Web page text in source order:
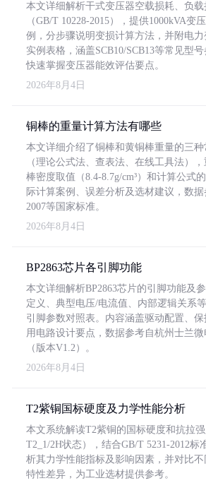
本文详细解析干式变压器空载损耗、负
（GB/T 10228-2015），提供1000kVA变
例，分步骤说明变损计算方法，并附电
实例表格，涵盖SCB10/SCB13等常见型
快速掌握变压器能效评估要点。
2026年8月4日
铜棒的重量计算方法有哪些
本文详细介绍了铜棒和黄铜棒重量的三
（理论公式法、查表法、在线工具法）
棒密度取值（8.4-8.7g/cm³）和计算公式
际计算案例、误差分析及选材建议，数据
2007等国家标准。
2026年8月4日
BP2863芯片各引脚功能
本文详细解析BP2863芯片的引脚功能及
定义、典型电压/电流值、内部逻辑关系
引脚参数对照表。内容涵盖驱动配置、
用电路设计要点，数据参考自杭州士兰
（版本V1.2）。
2026年8月4日
T2紫铜国标硬度及力学性能分析
本文系统解读T2紫铜的国标硬度和抗拉
T2_1/2H状态），结合GB/T 5231-2012标
析其力学性能指标及影响因素，并对比
特性差异，为工业选材提供参考。